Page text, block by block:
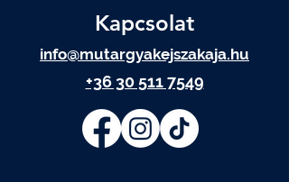
Kapcsolat
info@mutargyakejszakaja.hu
+36 30 511 7549